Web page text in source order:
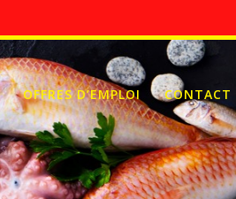
OFFRES D’EMPLOI CONTACT